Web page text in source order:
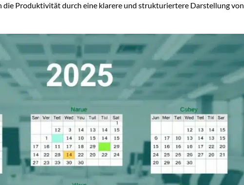
die Produktivität durch eine klarere und strukturiertere Darstellung von